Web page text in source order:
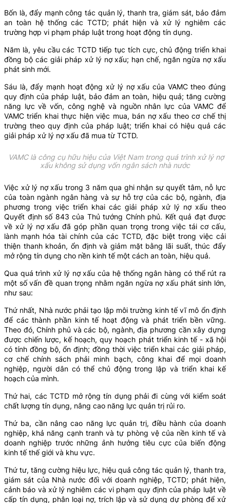
Bốn là, đẩy mạnh công tác quản lý, thanh tra, giám sát, bảo đảm
an toàn hệ thống các TCTD; phát hiện và xử lý nghiêm các
trường hợp vi phạm pháp luật trong hoạt động tín dụng.
Năm là, yêu cầu các TCTD tiếp tục tích cực, chủ động triển khai
đồng bộ các giải pháp xử lý nợ xấu; hạn chế, ngăn ngừa nợ xấu
phát sinh mới.
Sáu là, đẩy mạnh hoạt động xử lý nợ xấu của VAMC theo đúng
quy định của pháp luật, bảo đảm an toàn, hiệu quả; tăng cường
năng lực về vốn, công nghệ và nguồn nhân lực của VAMC để
VAMC triển khai thực hiện việc mua, bán nợ xấu theo cơ chế thị
trường theo quy định của pháp luật; triển khai có hiệu quả các
giải pháp xử lý nợ xấu đã mua từ TCTD.
VAMC là công cụ hữu hiệu của Việt Nam trong quá trình xử lý nợ
xấu không sử dụng vốn ngân sách nhà nước
Việc xử lý nợ xấu trong 3 năm qua ghi nhận sự quyết tâm, nỗ lực
của toàn ngành ngân hàng và sự hỗ trợ của các bộ, ngành, địa
phương trong việc triển khai các giải pháp xử lý nợ xấu theo
Quyết định số 843 của Thủ tướng Chính phủ. Kết quả đạt được
về xử lý nợ xấu đã góp phần quan trọng trong việc tái cơ cấu,
lành mạnh hóa tài chính của các TCTD, đặc biệt trong việc cải
thiện thanh khoản, ổn định và giảm mặt bằng lãi suất, thúc đẩy
mở rộng tín dụng cho nền kinh tế một cách an toàn, hiệu quả.
Qua quá trình xử lý nợ xấu của hệ thống ngân hàng có thể rút ra
một số vấn đề quan trọng nhằm ngăn ngừa nợ xấu phát sinh lớn,
như sau:
Thứ nhất, Nhà nước phải tạo lập môi trường kinh tế vĩ mô ổn định
để các thành phần kinh tế hoạt động và phát triển bền vững.
Theo đó, Chính phủ và các bộ, ngành, địa phương cần xây dựng
được chiến lược, kế hoạch, quy hoạch phát triển kinh tế - xã hội
có tính đồng bộ, ổn định; đồng thời việc triển khai các giải pháp,
cơ chế chính sách phải minh bạch, công khai để mọi doanh
nghiệp, người dân có thể chủ động trong lập và triển khai kế
hoạch của mình.
Thứ hai, các TCTD mở rộng tín dụng phải đi cùng với kiểm soát
chất lượng tín dụng, nâng cao năng lực quản trị rủi ro.
Thứ ba, cần nâng cao năng lực quản trị, điều hành của doanh
nghiệp, khả năng cạnh tranh và tự phòng vệ của nền kinh tế và
doanh nghiệp trước những ảnh hưởng tiêu cực của biến động
kinh tế thế giới và khu vực.
Thứ tư, tăng cường hiệu lực, hiệu quả công tác quản lý, thanh tra,
giám sát của Nhà nước đối với doanh nghiệp, TCTD; phát hiện,
cảnh báo và xử lý nghiêm các vi phạm quy định của pháp luật về
cấp tín dụng, phân loại nợ, trích lập và sử dụng dự phòng để xử